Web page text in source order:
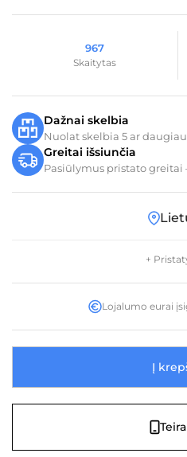
967
Skaitytas
Dažnai skelbia
Nuolat skelbia 5 ar
Greitai išsiunčia
Pasiūlymus pristato greitai
+
Lojalumo eurai
Į